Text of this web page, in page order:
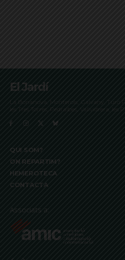
El Jardí
La Bonanova, Monterols, Galvany, Turó
les Tres Torres, Pedralbes, Vallvidrera, les
QUI SOM?
ON REPARTIM?
HEMEROTECA
CONTACTA
Associats a: